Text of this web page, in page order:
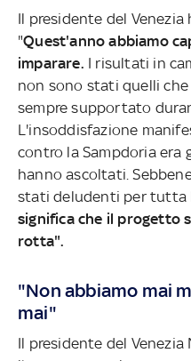
Il presidente del
"Quest'anno abbiamo
imparare. I risultati in
non sono stati quelli
sempre supportato
L'insoddisfazione
contro la Sampdoria era
hanno ascoltati.
stati deludenti per tutta
significa che il progetto
rotta".
"Non abbiamo mai
mai"
Il presidente del